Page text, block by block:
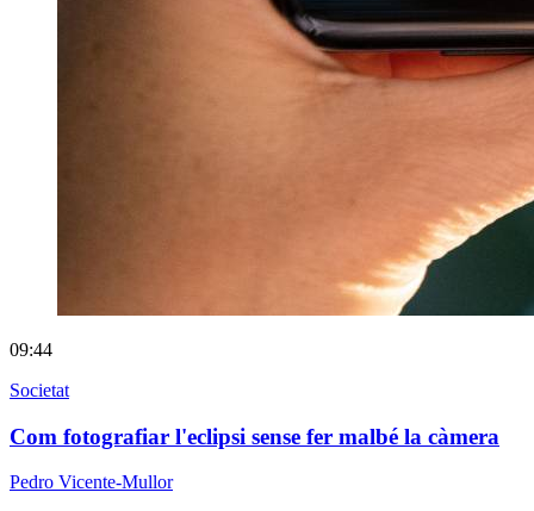
09:44
Societat
Com fotografiar l'eclipsi sense fer malbé la càmera
Pedro Vicente-Mullor